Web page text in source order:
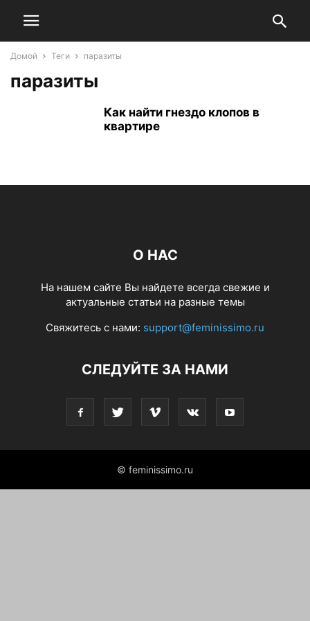
Домой Теги паразиты
паразиты
Как найти гнездо клопов в
квартире
О НАС
На нашем сайте Вы найдете всегда свежие и
актуальные статьи на разные темы
Свяжитесь с нами: support@feminissimo.ru
СЛЕДУЙТЕ ЗА НАМИ
© feminissimo.ru